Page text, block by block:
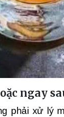
ngay
phải xử lý